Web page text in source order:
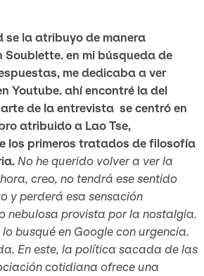
se la atribuyo de manera
en mi búsqueda de
me dedicaba a ver
Youtube. ahí encontré la del
de la entrevista se centró en
atribuido a Lao Tse,
los primeros tratados de filosofía
No he querido volver a ver la
creo, no tendrá ese sentido
y perderá esa sensación
nebulosa provista por la nostalgia.
busqué en Google con urgencia.
En este, la política sacada de las
cotidiana ofrece una